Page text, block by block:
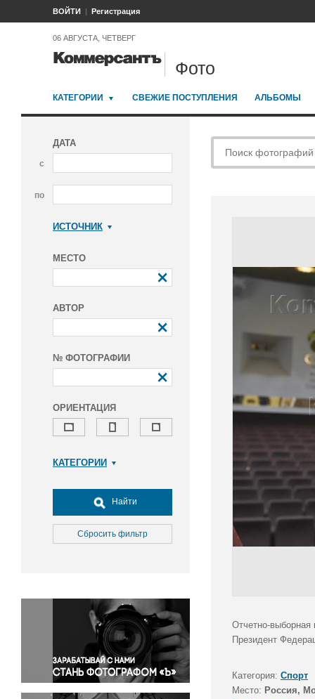
ВОЙТИ Регистрация
06 АВГУСТА, ЧЕТВЕРГ
Фото
КАТЕГОРИИ СВЕЖИЕ ПОСТУПЛЕНИЯ АЛЬБОМЫ
ДАТА
с
по
ИСТОЧНИК
МЕСТО
АВТОР
№ ФОТОГРАФИИ
ОРИЕНТАЦИЯ
КАТЕГОРИИ
Досуг, туризм и отдых
Культура
Медицина
Окружающая среда
Политика
Правосудие
Происшествия и конфликты
Религия
Светская жизнь
Найти
Сбросить фильтр
Отчетно-
Президент
Категория: Спорт
Место: Россия,